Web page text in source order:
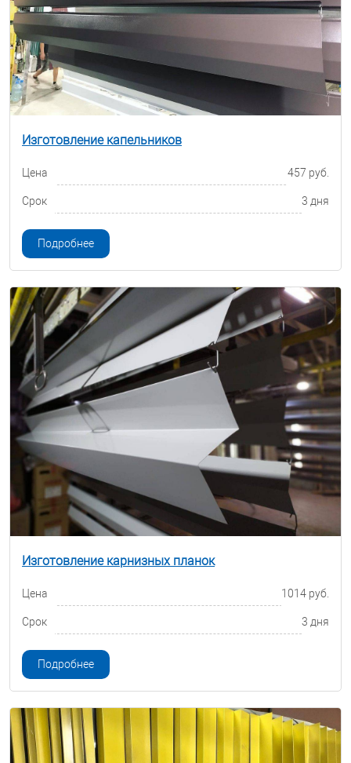
Изготовление капельников
Цена 457 руб.
Срок 3 дня
Подробнее
Изготовление карнизных планок
Цена 1014 руб.
Срок 3 дня
Подробнее